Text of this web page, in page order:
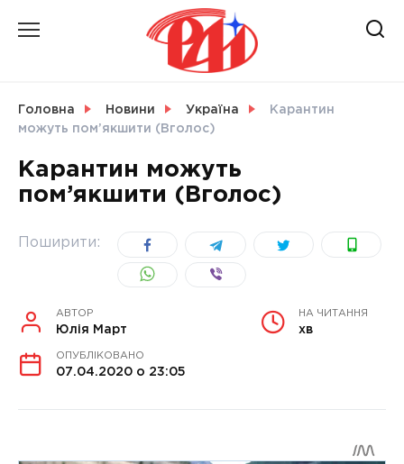
УКРАЇНА
Головна Новини Україна
Карантин
можуть пом’якшити (Вголос)
Карантин можуть
пом’якшити (Вголос)
Поширити:
АВТОР
Юлія Март
НА ЧИТАННЯ
хв
ОПУБЛІКОВАНО
07.04.2020 о 23:05